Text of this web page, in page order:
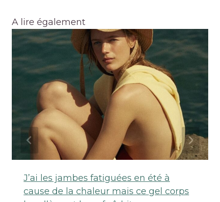
A lire également
J’ai les jambes fatiguées en été à
cause de la chaleur mais ce gel corps